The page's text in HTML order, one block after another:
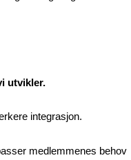
utvikler.
integrasjon.
medlemmenes behov